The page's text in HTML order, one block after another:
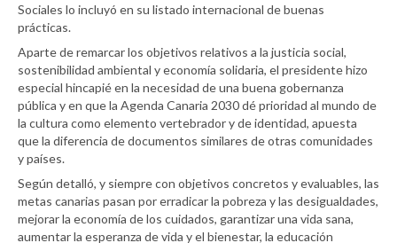
Sociales lo incluyó en su listado internacional de buenas
prácticas.
Aparte de remarcar los objetivos relativos a la justicia social,
sostenibilidad ambiental y economía solidaria, el presidente hizo
especial hincapié en la necesidad de una buena gobernanza
pública y en que la Agenda Canaria 2030 dé prioridad al mundo de
la cultura como elemento vertebrador y de identidad, apuesta
que la diferencia de documentos similares de otras comunidades
y países.
Según detalló, y siempre con objetivos concretos y evaluables, las
metas canarias pasan por erradicar la pobreza y las desigualdades,
mejorar la economía de los cuidados, garantizar una vida sana,
aumentar la esperanza de vida y el bienestar, la educación